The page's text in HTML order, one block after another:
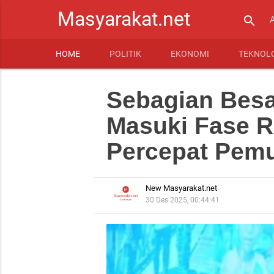
Masyarakat.net search
HOME POLITIK EKONOMI
Sebagian
Masuki Fase
Percepat
New Masyarakat.net
30 Des 2025, 00:44:41